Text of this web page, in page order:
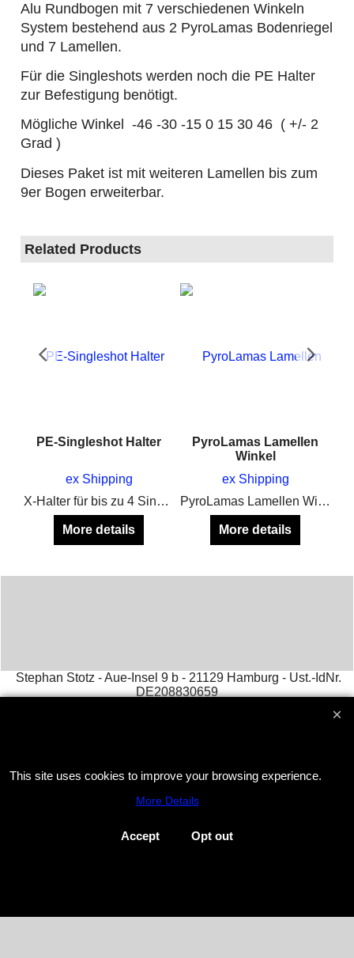
Alu Rundbogen mit 7 verschiedenen Winkeln
System bestehend aus 2 PyroLamas Bodenriegel
und 7 Lamellen.
Für die Singleshots werden noch die PE Halter
zur Befestigung benötigt.
Mögliche Winkel -46 -30 -15 0 15 30 46 ( +/- 2
Grad )
Dieses Paket ist mit weiteren Lamellen bis zum
9er Bogen erweiterbar.
Related Products
PE-Singleshot Halter
ex Shipping
X-Halter für bis zu 4 Singleshots, Feuertöpfe und Mines
More details
PyroLamas Lamellen
Winkel
ex Shipping
PyroLamas Lamellen Winkel
More details
Stephan Stotz - Aue-Insel 9 b - 21129 Hamburg - Ust.-IdNr.
DE208830659
This site uses cookies to improve your browsing experience.
More Details
Accept Opt out